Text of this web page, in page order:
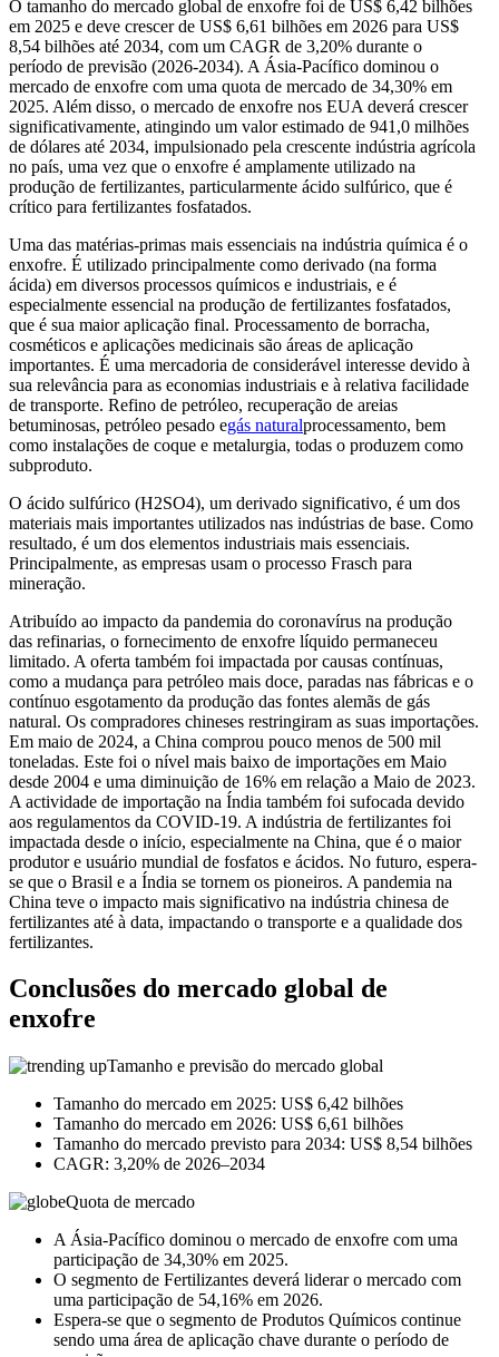
O tamanho do mercado global de enxofre foi de US$ 6,42 bilhões
em 2025 e deve crescer de US$ 6,61 bilhões em 2026 para US$
8,54 bilhões até 2034, com um CAGR de 3,20% durante o
período de previsão (2026-2034). A Ásia-Pacífico dominou o
mercado de enxofre com uma quota de mercado de 34,30% em
2025. Além disso, o mercado de enxofre nos EUA deverá crescer
significativamente, atingindo um valor estimado de 941,0 milhões
de dólares até 2034, impulsionado pela crescente indústria agrícola
no país, uma vez que o enxofre é amplamente utilizado na
produção de fertilizantes, particularmente ácido sulfúrico, que é
crítico para fertilizantes fosfatados.
Uma das matérias-primas mais essenciais na indústria química é o
enxofre. É utilizado principalmente como derivado (na forma
ácida) em diversos processos químicos e industriais, e é
especialmente essencial na produção de fertilizantes fosfatados,
que é sua maior aplicação final. Processamento de borracha,
cosméticos e aplicações medicinais são áreas de aplicação
importantes. É uma mercadoria de considerável interesse devido à
sua relevância para as economias industriais e à relativa facilidade
de transporte. Refino de petróleo, recuperação de areias
betuminosas, petróleo pesado egás naturalprocessamento, bem
como instalações de coque e metalurgia, todas o produzem como
subproduto.
O ácido sulfúrico (H2SO4), um derivado significativo, é um dos
materiais mais importantes utilizados nas indústrias de base. Como
resultado, é um dos elementos industriais mais essenciais.
Principalmente, as empresas usam o processo Frasch para
mineração.
Atribuído ao impacto da pandemia do coronavírus na produção
das refinarias, o fornecimento de enxofre líquido permaneceu
limitado. A oferta também foi impactada por causas contínuas,
como a mudança para petróleo mais doce, paradas nas fábricas e o
contínuo esgotamento da produção das fontes alemãs de gás
natural. Os compradores chineses restringiram as suas importações.
Em maio de 2024, a China comprou pouco menos de 500 mil
toneladas. Este foi o nível mais baixo de importações em Maio
desde 2004 e uma diminuição de 16% em relação a Maio de 2023.
A actividade de importação na Índia também foi sufocada devido
aos regulamentos da COVID-19. A indústria de fertilizantes foi
impactada desde o início, especialmente na China, que é o maior
produtor e usuário mundial de fosfatos e ácidos. No futuro, espera-
se que o Brasil e a Índia se tornem os pioneiros. A pandemia na
China teve o impacto mais significativo na indústria chinesa de
fertilizantes até à data, impactando o transporte e a qualidade dos
fertilizantes.
Conclusões do mercado global de
enxofre
Tamanho e previsão do mercado global
Tamanho do mercado em 2025: US$ 6,42 bilhões
Tamanho do mercado em 2026: US$ 6,61 bilhões
Tamanho do mercado previsto para 2034: US$ 8,54 bilhões
CAGR: 3,20% de 2026–2034
Quota de mercado
A Ásia-Pacífico dominou o mercado de enxofre com uma
participação de 34,30% em 2025.
O segmento de Fertilizantes deverá liderar o mercado com
uma participação de 54,16% em 2026.
Espera-se que o segmento de Produtos Químicos continue
sendo uma área de aplicação chave durante o período de